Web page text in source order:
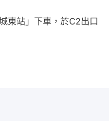
東站」下車，於C2出口